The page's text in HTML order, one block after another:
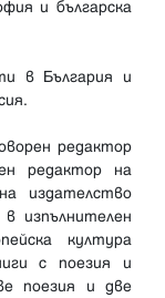
и българска
в България и
редактор
редактор на
издателство
изпълнителен
култура
с поезия и
поезия и две